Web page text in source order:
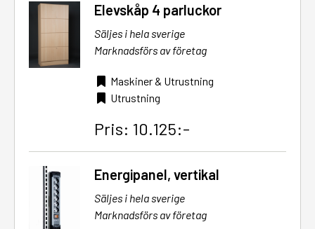
Elevskåp 4 parluckor
Säljes i hela sverige
Marknadsförs av företag
Maskiner & Utrustning
Utrustning
Pris: 10.125:-
Energipanel, vertikal
Säljes i hela sverige
Marknadsförs av företag